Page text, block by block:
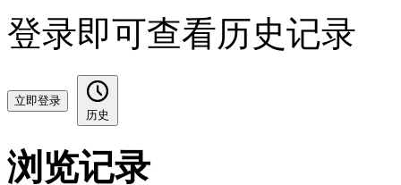
登录即可查看历史记录
立即登录
历史
浏览记录